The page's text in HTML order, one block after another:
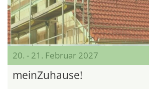
20. - 21. Februar 2027
meinZuhause!